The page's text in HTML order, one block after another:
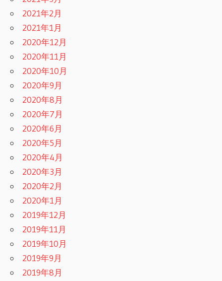
2021年2月
2021年1月
2020年12月
2020年11月
2020年10月
2020年9月
2020年8月
2020年7月
2020年6月
2020年5月
2020年4月
2020年3月
2020年2月
2020年1月
2019年12月
2019年11月
2019年10月
2019年9月
2019年8月